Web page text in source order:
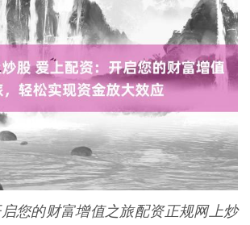
您的财富增值之旅配资正规网上炒